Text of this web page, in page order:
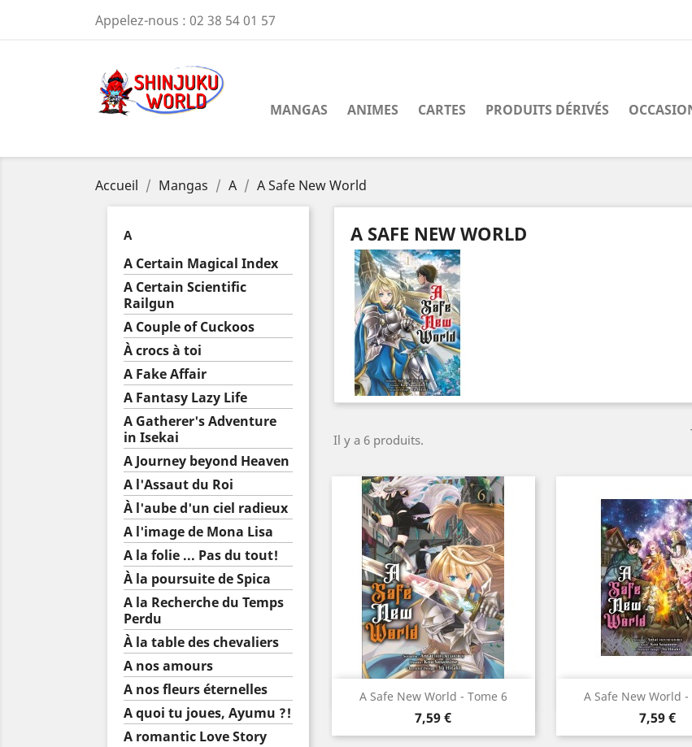
Appelez-nous : 02 38 54 01 57
MANGAS ANIMES CARTES PRODUITS DÉRIVÉS
Accueil Mangas A A Safe New World
A
A Certain Magical Index
A Certain Scientific
Railgun
A Couple of Cuckoos
À crocs à toi
A Fake Affair
A Fantasy Lazy Life
A Gatherer's Adventure
in Isekai
A Journey beyond Heaven
A l'Assaut du Roi
À l'aube d'un ciel radieux
A l'image de Mona Lisa
A la folie ... Pas du tout!
À la poursuite de Spica
A la Recherche du Temps
Perdu
À la table des chevaliers
A nos amours
A nos fleurs éternelles
A quoi tu joues, Ayumu ?!
A romantic Love Story
A SAFE NEW WORLD
Il y a 6 produits.
A Safe New World - Tome 6
Prix
7,59 €
 Aperçu rapide A Safe New World -
Prix
7,59 €
 Aperçu